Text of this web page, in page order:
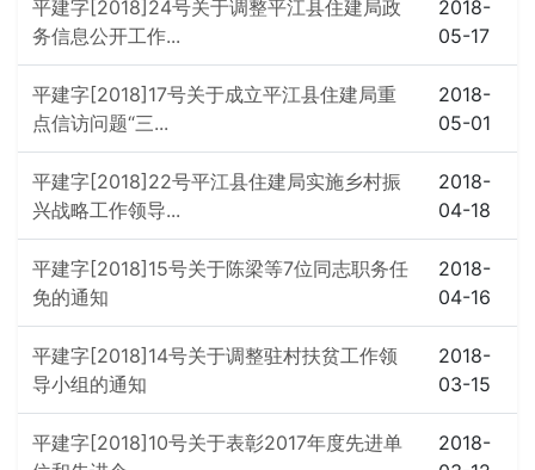
平建字[2018]24号关于调整平江县住建局政
务信息公开工作...
2018-
05-17
平建字[2018]17号关于成立平江县住建局重
点信访问题“三...
2018-
05-01
平建字[2018]22号平江县住建局实施乡村振
兴战略工作领导...
2018-
04-18
平建字[2018]15号关于陈梁等7位同志职务任
免的通知
2018-
04-16
平建字[2018]14号关于调整驻村扶贫工作领
导小组的通知
2018-
03-15
平建字[2018]10号关于表彰2017年度先进单
2018-